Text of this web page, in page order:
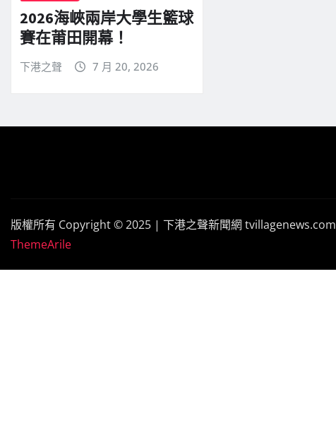
2026海峽兩岸大學生籃球
賽在莆田開幕！
下港之聲 7 月 20, 2026
版權所有 Copyright © 2025 | 下港之聲新聞網 tvillagenews.com
ThemeArile